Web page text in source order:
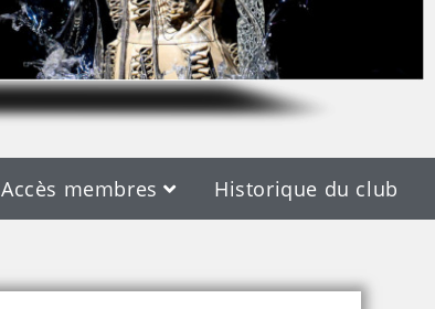
Accès membres Historique du club